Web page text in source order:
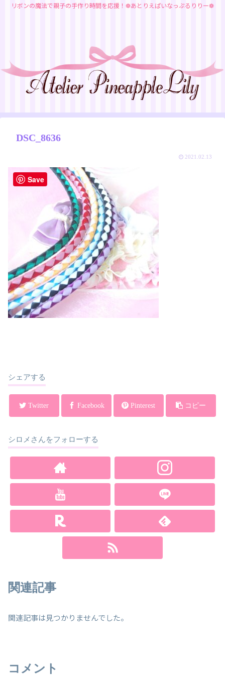
リボンの魔法で親子の手作り時間を応援！❁あとりえぱいなっぷるりりー❁
DSC_8636
2021.02.13
シェアする
Twitter Facebook Pinterest コピー
シロメさんをフォローする
関連記事
関連記事は見つかりませんでした。
コメント
Save